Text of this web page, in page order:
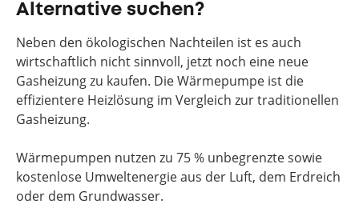
Alternative suchen?
Neben den ökologischen Nachteilen ist es auch
wirtschaftlich nicht sinnvoll, jetzt noch eine neue
Gasheizung zu kaufen. Die Wärmepumpe ist die
effizientere Heizlösung im Vergleich zur traditionellen
Gasheizung.
Wärmepumpen nutzen zu 75 % unbegrenzte sowie
kostenlose Umweltenergie aus der Luft, dem Erdreich
oder dem Grundwasser.